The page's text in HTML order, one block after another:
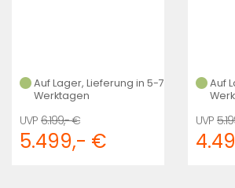
Auf Lager, Lieferung in 5-7
Werktagen
6.199,- €
5.499,- €
Auf